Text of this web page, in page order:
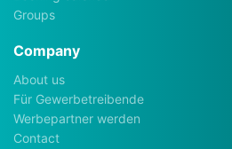
Muffin Maker bifinett
Rental (for free)